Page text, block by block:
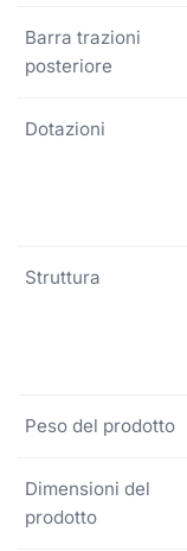
Barra trazioni
posteriore
Dotazioni
Struttura
Peso del prodotto
Dimensioni del
prodotto